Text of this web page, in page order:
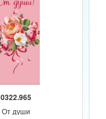
0322.965
От души